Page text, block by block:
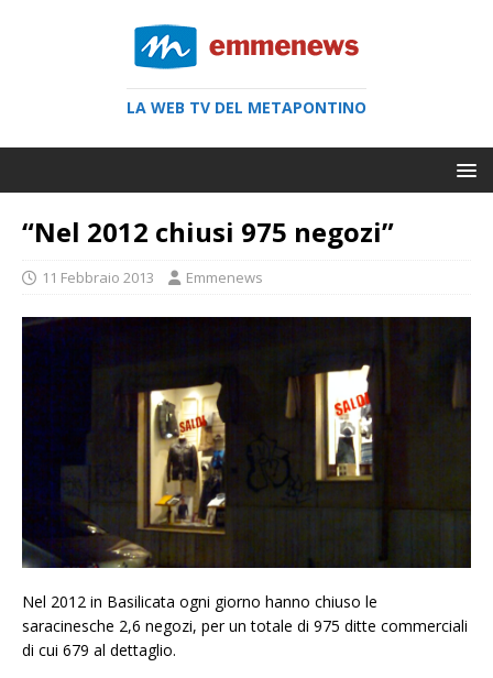
LA WEB TV DEL METAPONTINO
“Nel 2012 chiusi 975 negozi”
11 Febbraio 2013 Emmenews
Nel 2012 in Basilicata ogni giorno hanno chiuso le
saracinesche 2,6 negozi, per un totale di 975 ditte commerciali
di cui 679 al dettaglio.